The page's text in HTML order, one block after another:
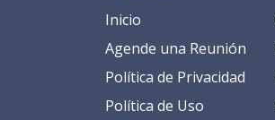
Inicio
​​​​​​​​​​​​​​​​​​​​​​​​​​​​A​gend​e ​u​na​ Reunión​
​​​​​​P​o​l​ítica de Privacidad
​​​​​​​​​​​P​o​l​í​t​ic​a​ d​e ​U​so​